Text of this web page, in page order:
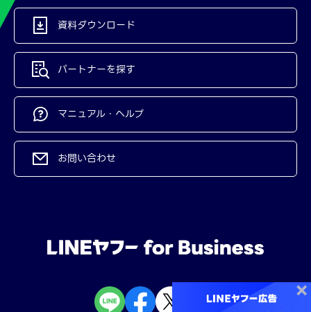
資料ダウンロード
パートナーを探す
マニュアル・ヘルプ
お問い合わせ